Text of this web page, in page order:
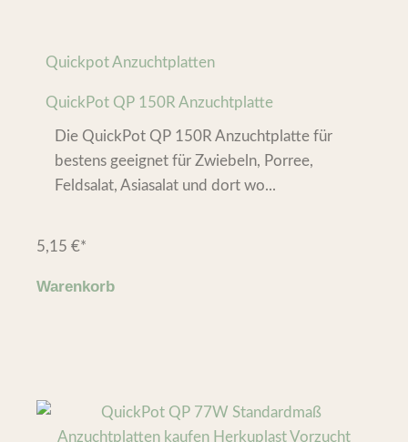
Quickpot Anzuchtplatten
QuickPot QP 150R Anzuchtplatte
Die QuickPot QP 150R Anzuchtplatte für
bestens geeignet für Zwiebeln, Porree,
Feldsalat, Asiasalat und dort wo...
5,15 €*
Warenkorb